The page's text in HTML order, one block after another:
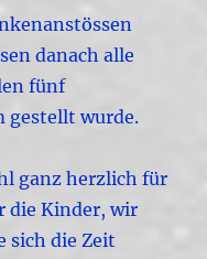
danach alle
fünf
gestellt wurde.
ganz herzlich für
die Kinder, wir
sich die Zeit